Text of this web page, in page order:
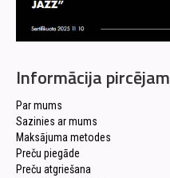
Informācija pircējam
Par mums
Sazinies ar mums
Maksājuma metodes
Preču piegāde
Preču atgriešana